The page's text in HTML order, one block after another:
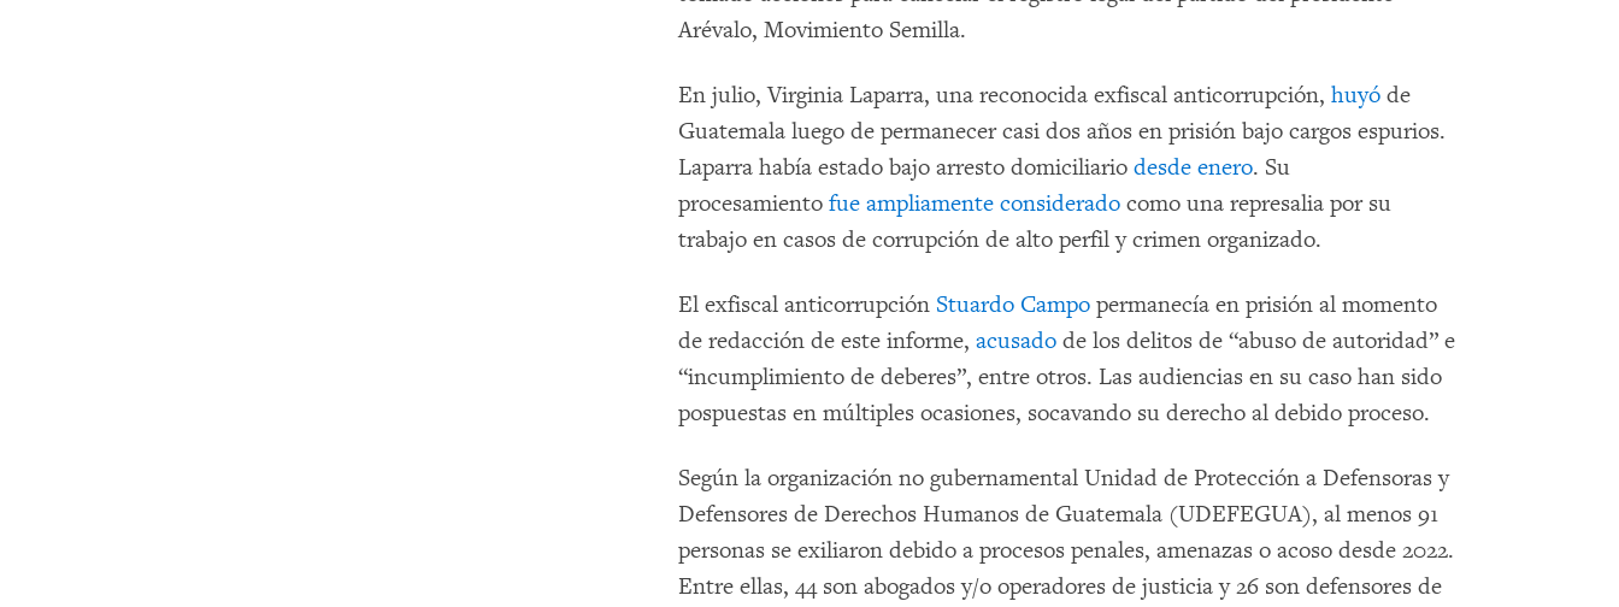
Arévalo, Movimiento Semilla.
En julio, Virginia Laparra, una reconocida exfiscal anticorrupción,huyó de
Guatemala luego de permanecer casi dos años en prisión bajo cargos espurios.
Laparra había estado bajo arresto domiciliariodesde enero. Su
procesamientofue ampliamente considerado como una represalia por su
trabajo en casos de corrupción de alto perfil y crimen organizado.
El exfiscal anticorrupción Stuardo Campo permanecía en prisión al momento
de redacción de este informe,acusado de los delitos de “abuso de autoridad” e
“incumplimiento de deberes”, entre otros. Las audiencias en su caso han sido
pospuestas en múltiples ocasiones, socavando su derecho al debido proceso.
Según la organización no gubernamental Unidad de Protección a Defensoras y
Defensores de Derechos Humanos de Guatemala (UDEFEGUA), al menos 91
personas se exiliaron debido a procesos penales, amenazas o acoso desde 2022.
Entre ellas, 44 son abogados y/o operadores de justicia y 26 son defensores de